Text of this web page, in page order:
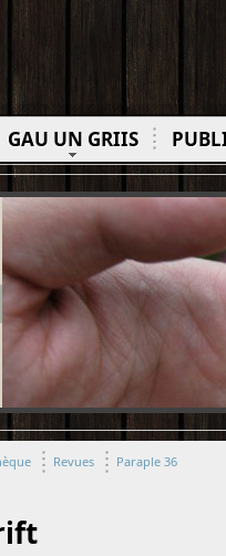
GAU UN GRIIS
Revues Paraple 36